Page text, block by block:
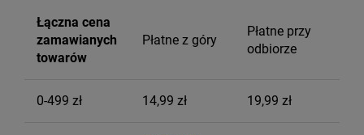
Łączna cena
zamawianych
towarów
Płatne z góry
Płatne przy
odbiorze
0-499 zł 14,99 zł 19,99 zł